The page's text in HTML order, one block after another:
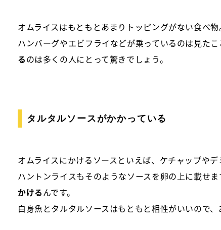
オムライスはもともとあまりトッピングがない食べ物
ハンバーグやエビフライなどが乗っているのは見たこ
るのは多くの人にとって驚きでしょう。
タルタルソースがかかっている
オムライスにかけるソースといえば、ケチャップやデ
ハントンライスもそのようなソースを卵の上に載せま
かけるんです。
白身魚とタルタルソースはもともと相性がいいので